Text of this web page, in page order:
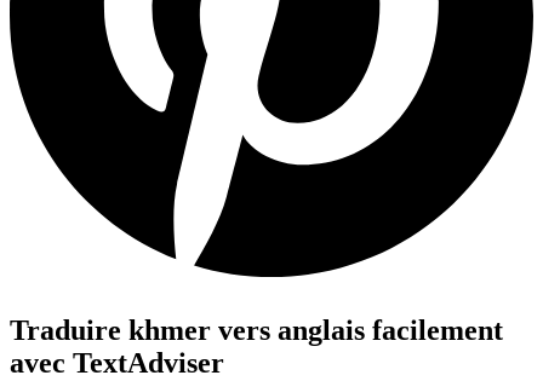
Traduire khmer vers anglais facilement
avec TextAdviser